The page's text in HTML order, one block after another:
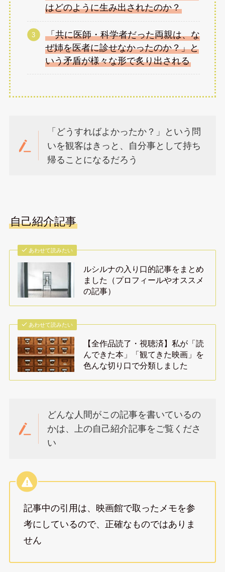
はどのように生み出されたのか？
「共に医師・科学者だった両親は、な
ぜ姉を医者に診せなかったのか？」と
いう矛盾が様々な形で炙り出される
「どうすればよかったか？」という問
いを観客はきっと、自分事として持ち
帰ることになるだろう
自己紹介記事
あわせて読みたい
ルシルナの入り口的記事をまとめ
ました（プロフィールやオススメ
の記事）
あわせて読みたい
【全作品読了・視聴済】私が「読
んできた本」「観てきた映画」を
色んな切り口で分類しました
どんな人間がこの記事を書いているの
かは、上の自己紹介記事をご覧くださ
い
記事中の引用は、映画館で取ったメモを参
考にしているので、正確なものではありま
せん